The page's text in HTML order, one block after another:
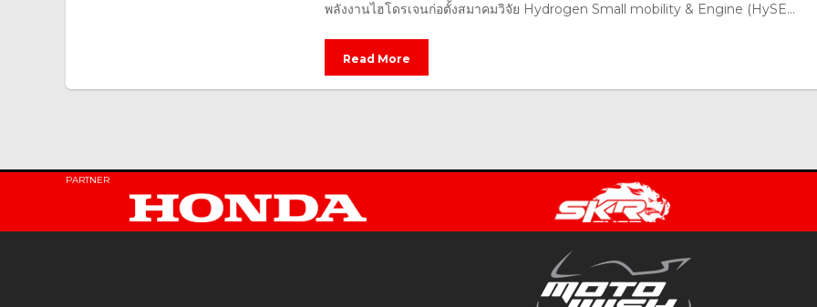
พลังงานไฮโดรเจนก่อตั้งสมาคมวิจัย Hydrogen Small mobility & Engine (HySE...
Read More
PARTNER